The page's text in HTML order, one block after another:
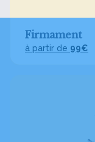
Firmament
à partir de 99€